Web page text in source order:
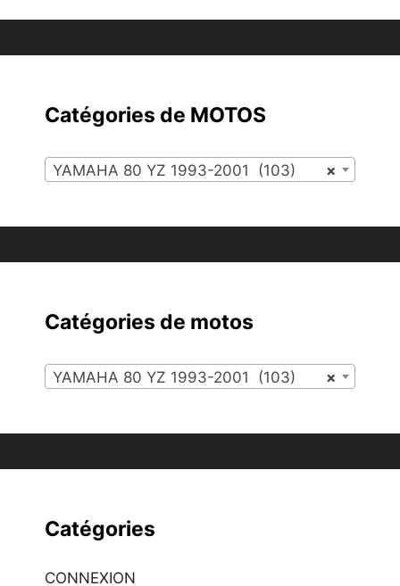
Catégories de MOTOS
×
YAMAHA 80 YZ 1993-2001 (103)
Catégories de motos
×
YAMAHA 80 YZ 1993-2001 (103)
Catégories
CONNEXION